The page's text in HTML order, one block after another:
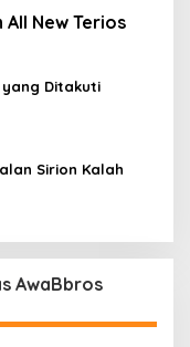
New Terios
yang Ditakuti
Sirion Kalah
AwaBbros